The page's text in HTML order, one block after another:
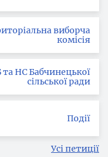
виборча
комісія
та НС Бабчинецької
сільської ради
Події
Усі петиції